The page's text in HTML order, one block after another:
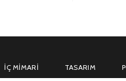
İÇ MIMARI TASARIM